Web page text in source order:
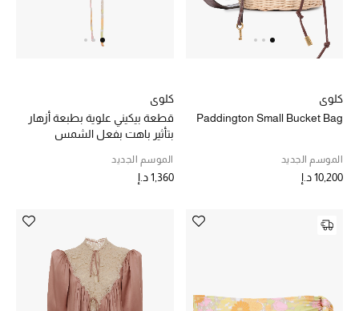
كلوي
Paddington Small Bucket Bag
الموسم الجديد
10,200 د.إ
كلوي
قطعة بيكيني علوية بطبعة أزهار
بتأثير باهت بفعل الشمس
الموسم الجديد
1,360 د.إ